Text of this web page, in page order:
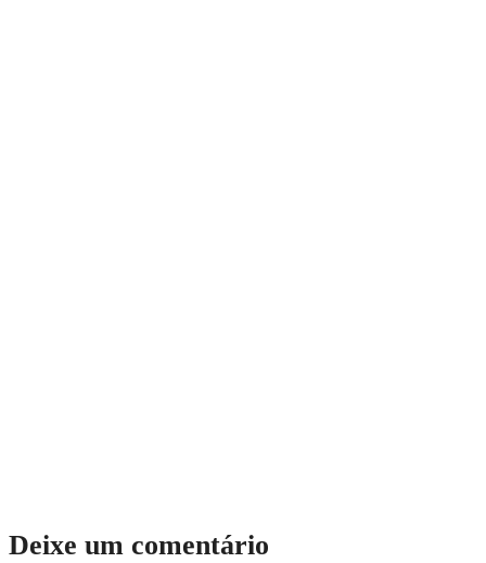
Deixe um comentário